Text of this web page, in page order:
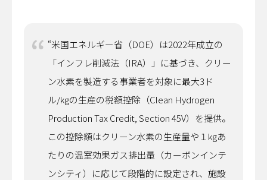
“米国エネルギー省（DOE）は2022年成立の
「インフレ削減法（IRA）」に基づき、クリー
ン水素を製造する事業者を対象に最大3ド
ル/kgの生産の税額控除（Clean Hydrogen
Production Tax Credit, Section 45V）を提供。
この控除額はクリーン水素の生産量や１kgあ
たりの温室効果ガス排出量（カーボンインテ
ンシティ）に応じて段階的に設定され、施設